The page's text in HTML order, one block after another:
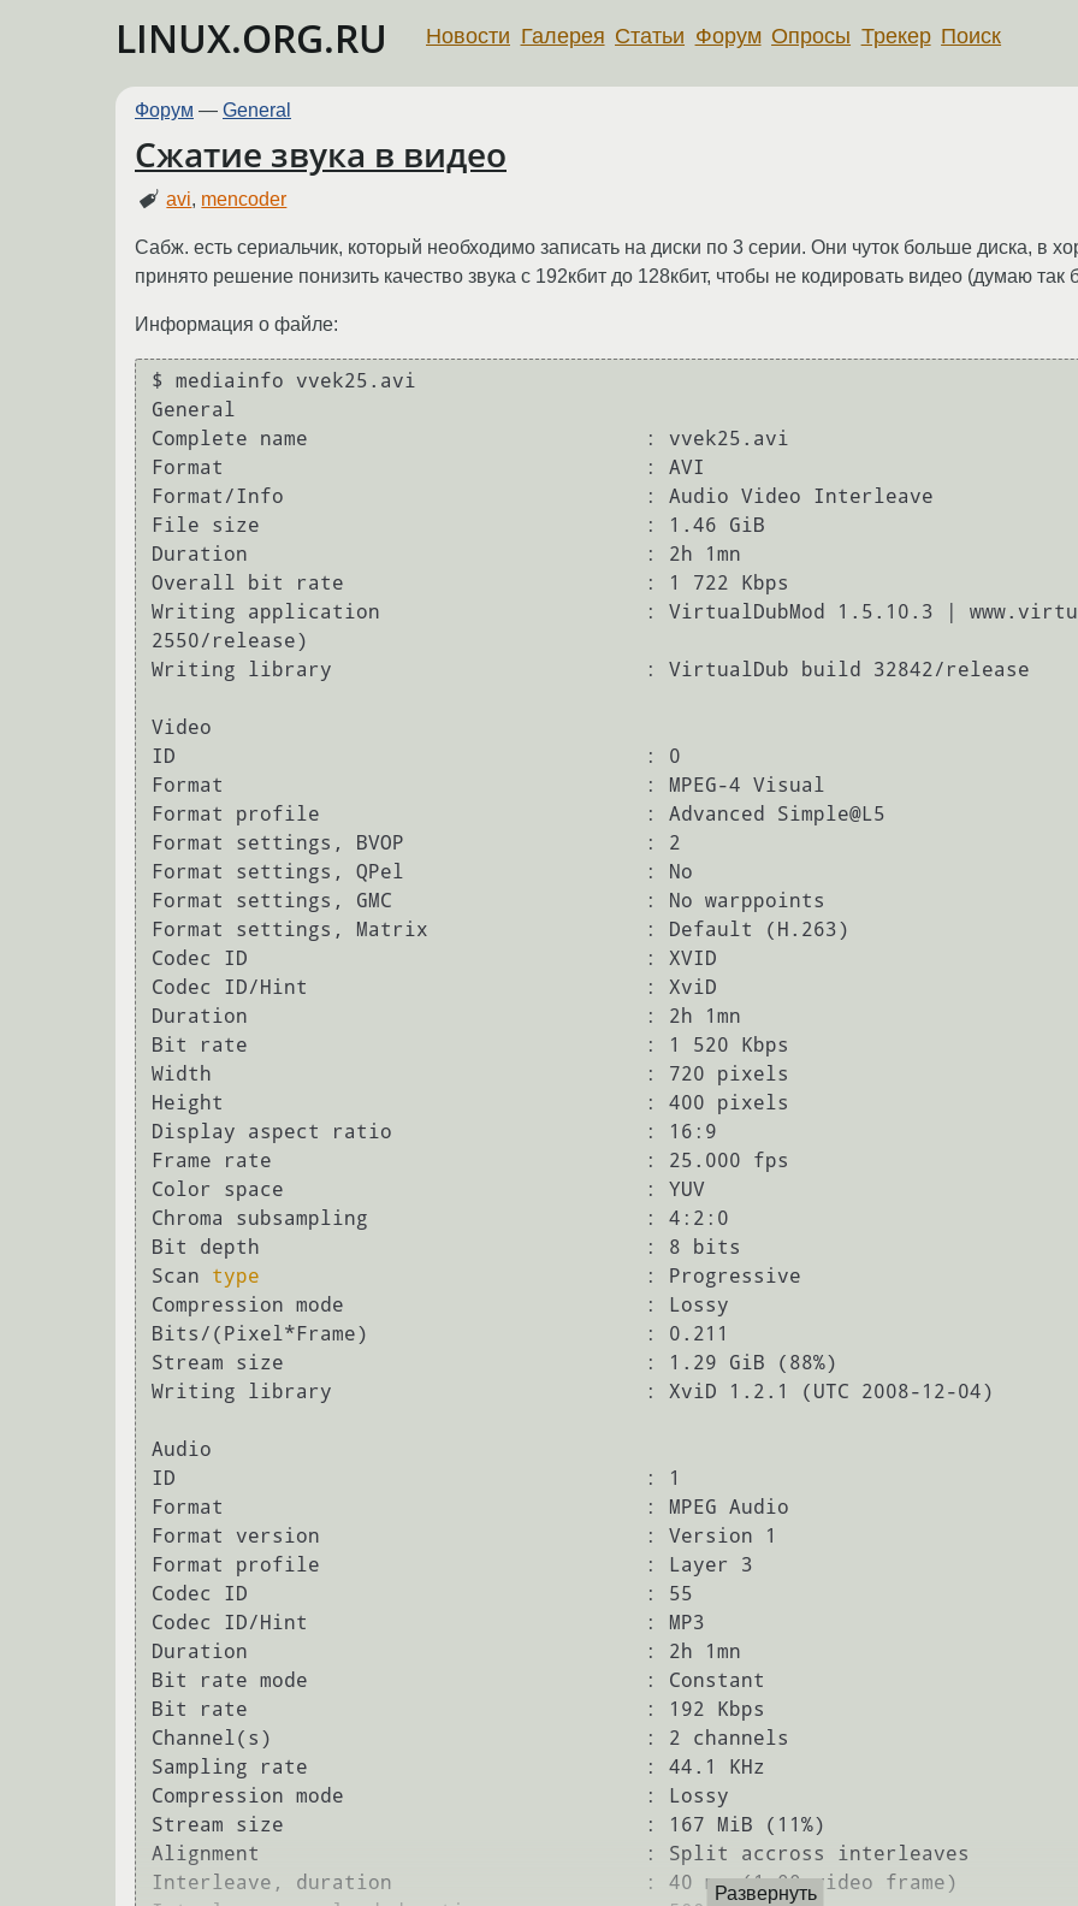
LINUX.ORG.RU Новости Галерея Статьи Форум Опросы Трекер Поиск
Форум — General
Сжатие звука в видео
avi, mencoder
Сабж. есть сериальчик, который необходимо записать на диски по 3 серии. Они чуток больше диска, в
принято решение понизить качество звука с 192кбит до 128кбит, чтобы не кодировать видео (думаю так
Информация о файле:
$ mediainfo vvek25.avi
General
Complete name                            : vvek25.avi
Format                                   : AVI
Format/Info                              : Audio Video Interleave
File size                                : 1.46 GiB
Duration                                 : 2h 1mn
Overall bit rate                         : 1 722 Kbps
Writing application                      : VirtualDubMod 1.5.10.3 |
2550/release)
Writing library                          : VirtualDub build 32842/release
Video
ID                                       : 0
Format                                   : MPEG-4 Visual
Format profile                           : Advanced Simple@L5
Format settings, BVOP                    : 2
Format settings, QPel                    : No
Format settings, GMC                     : No warppoints
Format settings, Matrix                  : Default (H.263)
Codec ID                                 : XVID
Codec ID/Hint                            : XviD
Duration                                 : 2h 1mn
Bit rate                                 : 1 520 Kbps
Width                                    : 720 pixels
Height                                   : 400 pixels
Display aspect ratio                     : 16:9
Frame rate                               : 25.000 fps
Color space                              : YUV
Chroma subsampling                       : 4:2:0
Bit depth                                : 8 bits
Scan type
                                : Progressive
Compression mode                         : Lossy
Bits/(Pixel*Frame)                       : 0.211
Stream size                              : 1.29 GiB (88%)
Writing library                          : XviD 1.2.1 (UTC 2008-12-04)
Audio
ID                                       : 1
Format                                   : MPEG Audio
Format version                           : Version 1
Format profile                           : Layer 3
Codec ID                                 : 55
Codec ID/Hint                            : MP3
Duration                                 : 2h 1mn
Bit rate mode                            : Constant
Bit rate                                 : 192 Kbps
Channel(s)                               : 2 channels
Sampling rate                            : 44.1 KHz
Compression mode                         : Lossy
Stream size                              : 167 MiB (11%)
Alignment                                : Split accross interleaves
Interleave, duration                     : 40 ms (1.00 video frame)
Развернуть